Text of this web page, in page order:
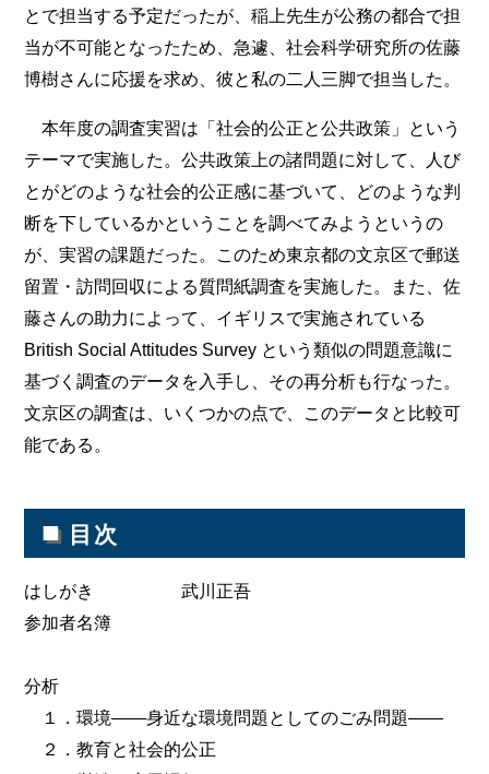
とで担当する予定だったが、稲上先生が公務の都合で担
当が不可能となったため、急遽、社会科学研究所の佐藤
博樹さんに応援を求め、彼と私の二人三脚で担当した。
本年度の調査実習は「社会的公正と公共政策」という
テーマで実施した。公共政策上の諸問題に対して、人び
とがどのような社会的公正感に基づいて、どのような判
断を下しているかということを調べてみようというの
が、実習の課題だった。このため東京都の文京区で郵送
留置・訪問回収による質問紙調査を実施した。また、佐
藤さんの助力によって、イギリスで実施されている
British Social Attitudes Survey という類似の問題意識に
基づく調査のデータを入手し、その再分析も行なった。
文京区の調査は、いくつかの点で、このデータと比較可
能である。
■ 目次
はしがき 武川正吾
参加者名簿
分析
１．環境――身近な環境問題としてのごみ問題――
２．教育と社会的公正